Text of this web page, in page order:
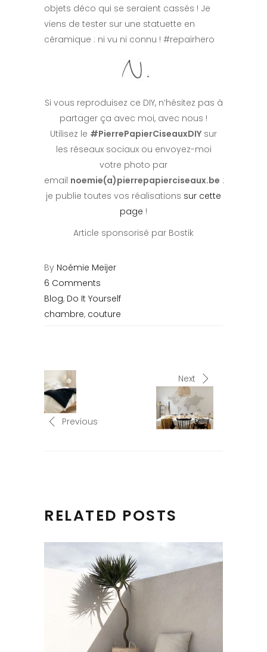
objets déco qui se seraient cassés ! Je
viens de tester sur une statuette en
céramique : ni vu ni connu ! #repairhero
Si vous reproduisez ce DIY, n’hésitez pas à
partager ça avec moi, avec nous !
Utilisez le #PierrePapierCiseauxDIY sur
les réseaux sociaux ou envoyez-moi
votre photo par
email noemie(a)pierrepapierciseaux.be :
je publie toutes vos réalisations sur cette
page !
Article sponsorisé par Bostik
By Noémie Meijer
6 Comments
Blog, Do It Yourself
chambre, couture
Previous
Next
RELATED POSTS